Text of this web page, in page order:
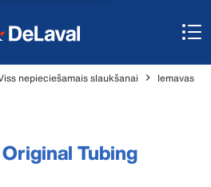
nepieciešamais slaukšanai
Iemavas
Tubing